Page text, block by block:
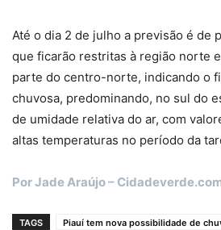
Até o dia 2 de julho a previsão é de
que ficarão restritas à região norte
parte do centro-norte, indicando o
chuvosa, predominando, no sul do
de umidade relativa do ar, com
altas temperaturas no período da
Por Jade Araújo –
TAGS Piauí tem nova possibilidade de